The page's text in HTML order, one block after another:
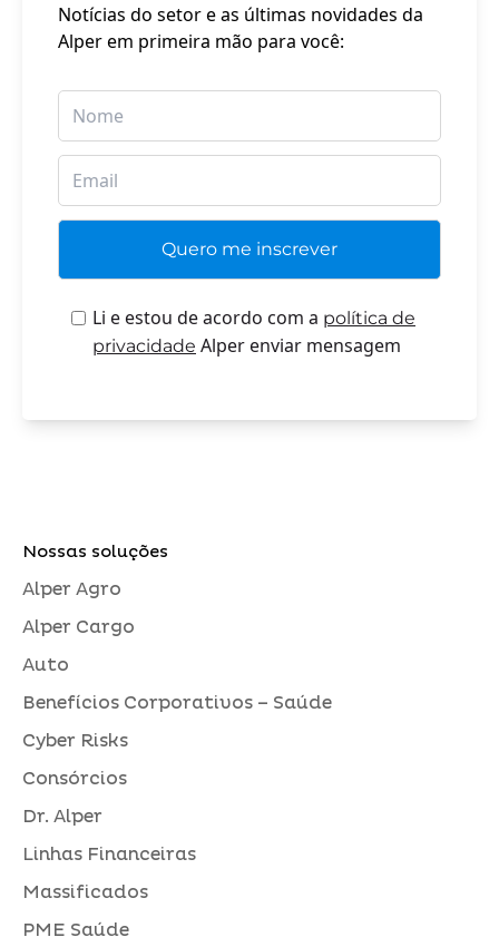
Notícias do setor e as últimas novidades da
Alper em primeira mão para você:
Li e estou de acordo com a política de
privacidade Alper enviar mensagem
Nossas soluções
Alper Agro
Alper Cargo
Auto
Benefícios Corporativos – Saúde
Cyber Risks
Consórcios
Dr. Alper
Linhas Financeiras
Massificados
PME Saúde